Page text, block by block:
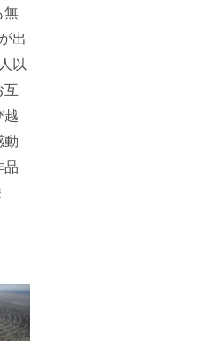
無
出
以
互
越
動
品